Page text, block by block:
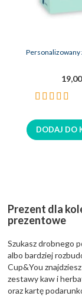
Ocena:
DODAJ DO
Prezent dla
prezentowe
Szukasz drobnego
albo bardziej
Cup&You znajdziesz
zestawy kaw i
oraz kartę